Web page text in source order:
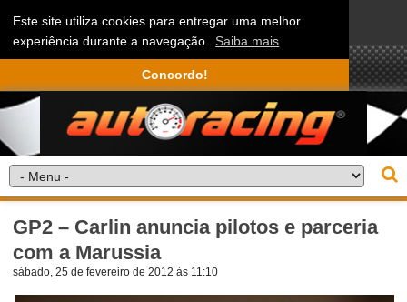
Este site utiliza cookies para entregar uma melhor
experiência durante a navegação. Saiba mais
Concordo!
GP2 – Carlin anuncia pilotos e parceria
com a Marussia
sábado, 25 de fevereiro de 2012 às 11:10